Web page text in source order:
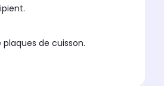
de cuisson.